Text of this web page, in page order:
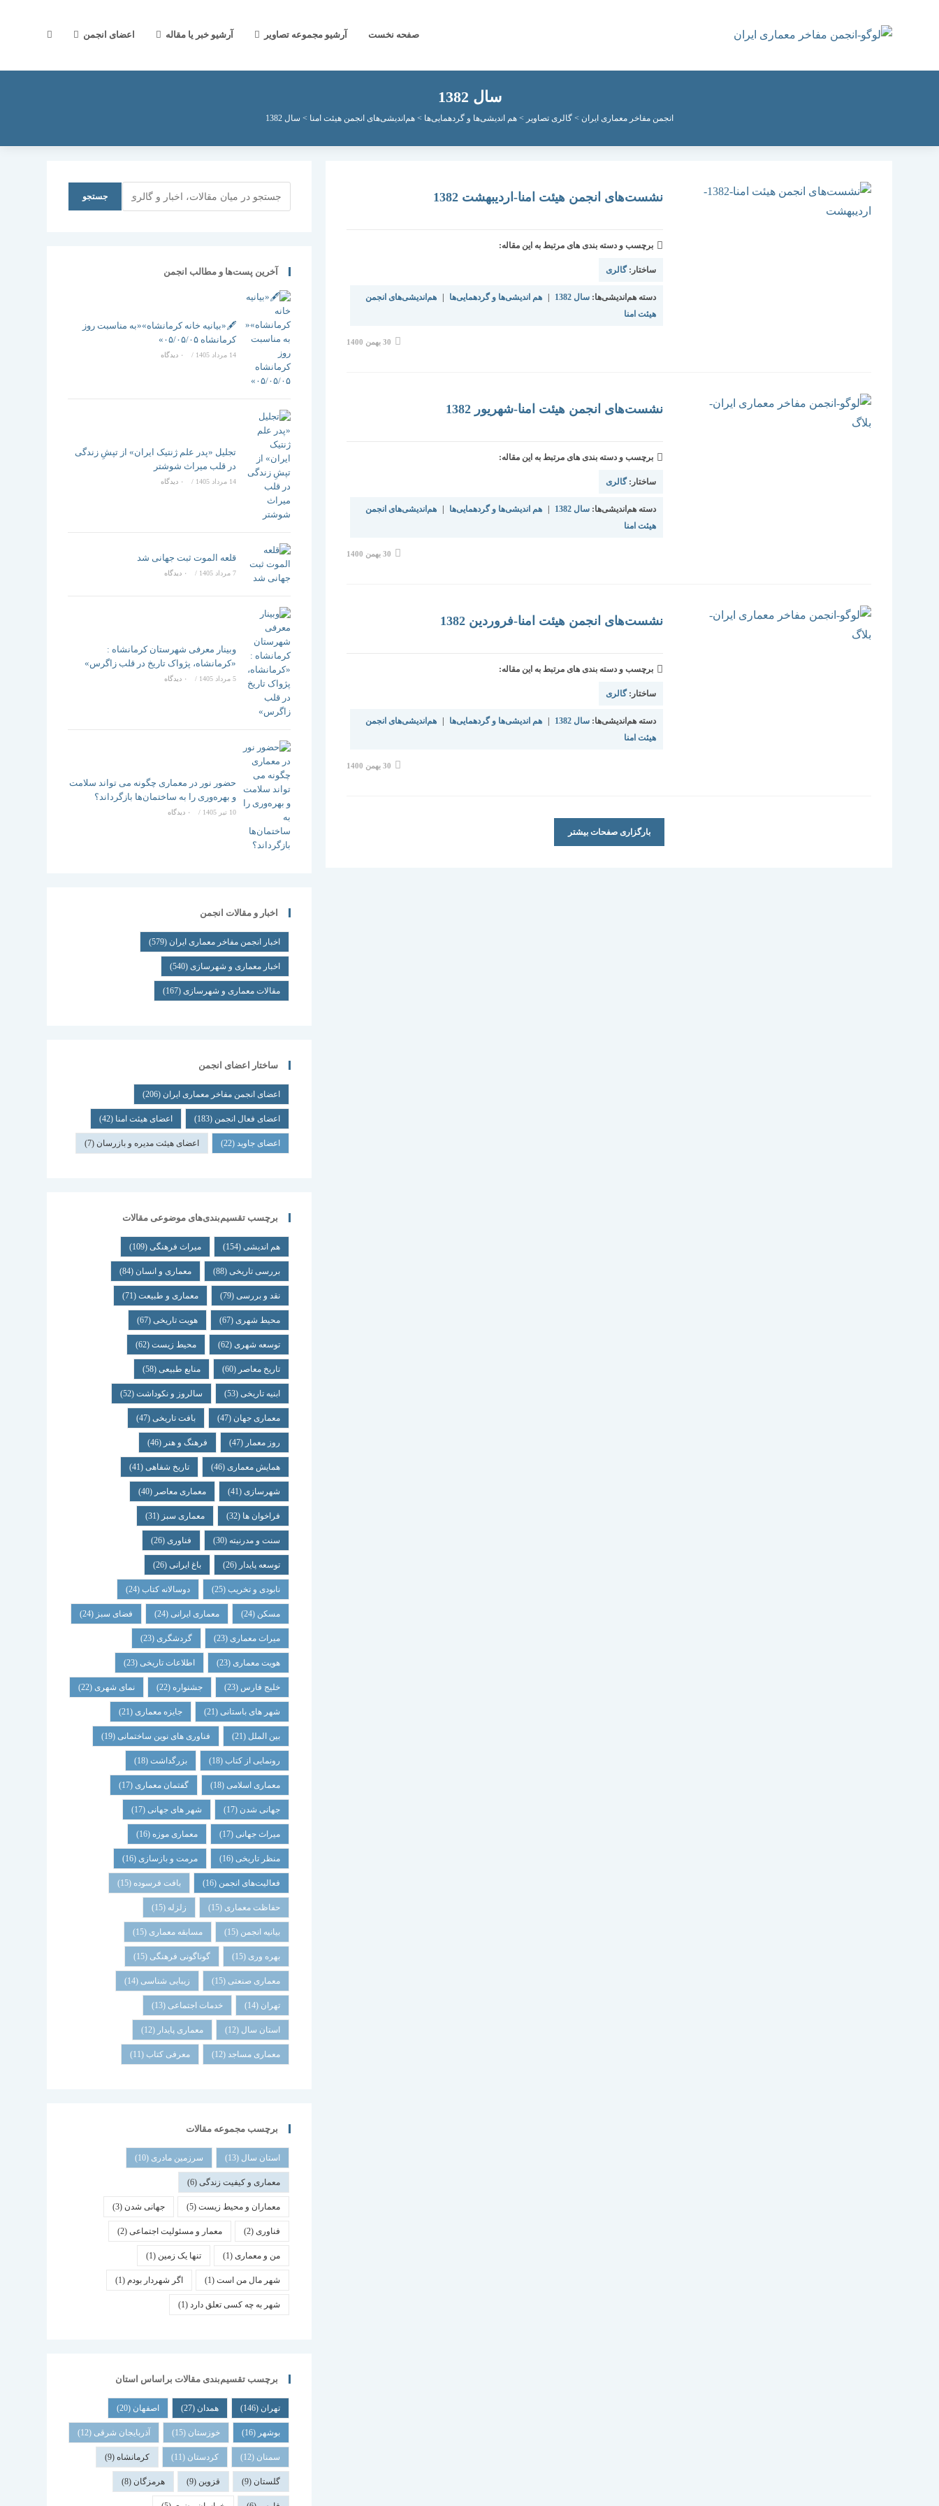
صفحه نخست آرشیو مجموعه تصاویر آرشیو خبر یا مقاله اعضای انجمن جستجوی
سال 1382
انجمن مفاخر معماری ایران > گالری تصاویر > هم اندیشی‌ها و گردهمایی‌ها > هم‌اندیشی‌های انجمن هیئت امنا > سال 1382
نشست‌های انجمن هیئت امنا-اردیبهشت 1382
برچسب و دسته بندی های مرتبط به این مقاله:
ساختار:گالری
دسته هم‌اندیشی‌ها: سال 1382 هم اندیشی‌ها و گردهمایی‌ها
هم‌اندیشی‌های انجمن
هیئت امنا
نوشته
منتشر
30 بهمن 1400
نشست‌های انجمن هیئت امنا-شهریور 1382
برچسب و دسته بندی های مرتبط به این مقاله:
ساختار:گالری
دسته هم‌اندیشی‌ها: سال 1382 هم اندیشی‌ها و گردهمایی‌ها
هم‌اندیشی‌های انجمن
هیئت امنا
نوشته
منتشر
30 بهمن 1400
نشست‌های انجمن هیئت امنا-فروردین 1382
برچسب و دسته بندی های مرتبط به این مقاله:
ساختار:گالری
دسته هم‌اندیشی‌ها: سال 1382 هم اندیشی‌ها و گردهمایی‌ها
هم‌اندیشی‌های انجمن
هیئت امنا
نوشته
منتشر
30 بهمن 1400
بارگزاری صفحات بیشتر
جستجو
آخرین پست‌ها و مطالب انجمن
🖋️«بیانیه خانه کرمانشاه»«به مناسبت روز
کرمانشاه ۰۵/۰۵/۰۵»
14 مرداد 1405 / ۰ دیدگاه
تجلیل «پدر علم ژنتیک ایران» از تپشِ زندگی
در قلب میراث شوشتر
14 مرداد 1405 / ۰ دیدگاه
قلعه الموت ثبت جهانی شد
7 مرداد 1405 / ۰ دیدگاه
وبینار معرفی شهرستان کرمانشاه :
«کرمانشاه، پژواک تاریخ در قلب زاگرس»
5 مرداد 1405 / ۰ دیدگاه
حضور نور در معماری چگونه می تواند سلامت
و بهره‌وری را به ساختمان‌ها بازگرداند؟
10 تیر 1405 / ۰ دیدگاه
اخبار و مقالات انجمن
اخبار انجمن مفاخر معماری ایران (579)
اخبار معماری و شهرسازی(540)
مقالات معماری و شهرسازی(167)
ساختار اعضای انجمن
اعضای انجمن مفاخر معماری ایران (206)
اعضای فعال انجمن (183) اعضای هیئت امنا (42)
اعضای جاوید(22) اعضای هیئت مدیره و بازرسان (7)
برچسب تقسیم‌بندی‌های موضوعی مقالات
هم اندیشی(154) میراث فرهنگی(109)
بررسی تاریخی(88) معماری و انسان (84)
نقد و بررسی(79) معماری و طبیعت(71)
محیط شهری(67) هویت تاریخی(67)
توسعه شهری(62) محیط زیست(62)
تاریخ معاصر (60) منابع طبیعی(58)
ابنیه تاریخی(53) سالروز و نکوداشت(52)
معماری جهان (47) بافت تاریخی(47)
روز معمار (47) فرهنگ و هنر (46)
همایش معماری(46) تاریخ شفاهی(41)
شهرسازی(41) معماری معاصر (40)
فراخوان ها (32) معماری سبز (31)
سنت و مدرنیته (30) فناوری(26)
توسعه پایدار (26) باغ ایرانی(26)
نابودی و تخریب(25) دوسالانه کتاب(24)
مسکن (24) معماری ایرانی(24) فضای سبز (24)
میراث معماری(23) گردشگری(23)
هویت معماری(23) اطلاعات تاریخی(23)
خلیج فارس (23) جشنواره (22) نمای شهری(22)
شهر های باستانی(21) جایزه معماری(21)
بین الملل (21) فناوری های نوین ساختمانی(19)
رونمایی از کتاب(18) بزرگداشت(18)
معماری اسلامی(18) گفتمان معماری(17)
جهانی شدن (17) شهر های جهانی(17)
میراث جهانی(17) معماری موزه (16)
منظر تاریخی(16) مرمت و بازسازی(16)
فعالیت‌های انجمن (16) بافت فرسوده (15)
حفاظت معماری (15) زلزله (15)
بیانیه انجمن (15) مسابقه معماری (15)
بهره وری (15) گوناگونی فرهنگی (15)
معماری صنعتی (15) زیبایی شناسی (14)
تهران (14) خدمات اجتماعی (13)
استان سال (12) معماری پایدار (12)
معماری مساجد(12) معرفی کتاب (11)
برچسب مجموعه مقالات
استان سال (13) سرزمین مادری (10)
معماری و کیفیت زندگی(6)
معماران و محیط زیست(5) جهانی شدن (3)
فناوری(2) معمار و مسئولیت اجتماعی(2)
من و معماری(1) تنها یک زمین (1)
شهر مال من است(1) اگر شهردار بودم (1)
شهر به چه کسی تعلق دارد(1)
برچسب تقسیم‌بندی مقالات براساس استان
تهران (146) همدان (27) اصفهان (20)
بوشهر (16) خوزستان (15) آذربایجان شرقی (12)
سمنان (12) کردستان (11) کرمانشاه(9)
گلستان (9) قزوین (9) هرمزگان (8)